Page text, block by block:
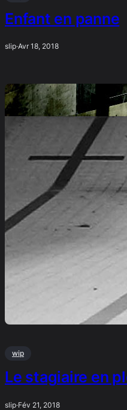
Enfant en panne
slip·Avr 18, 2018
wip
Le stagiaire en
slip·Fév 21, 2018